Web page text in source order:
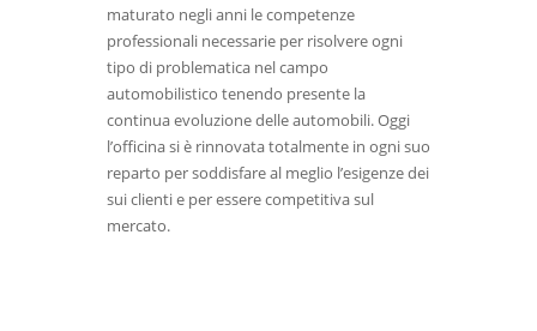
maturato negli anni le competenze
professionali necessarie per risolvere ogni
tipo di problematica nel campo
automobilistico tenendo presente la
continua evoluzione delle automobili. Oggi
l’officina si è rinnovata totalmente in ogni suo
reparto per soddisfare al meglio l’esigenze dei
sui clienti e per essere competitiva sul
mercato.